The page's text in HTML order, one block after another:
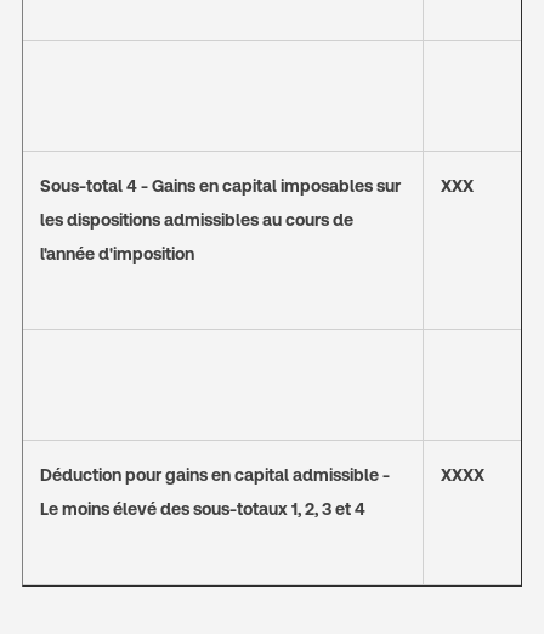
Sous-total 4 - Gains en capital imposables sur
les dispositions admissibles au cours de
l'année d'imposition
XXX
Déduction pour gains en capital admissible -
Le moins élevé des sous-totaux 1, 2, 3 et 4
XXXX